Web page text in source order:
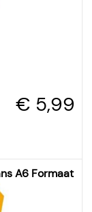
€ 5,99
A6 Formaat